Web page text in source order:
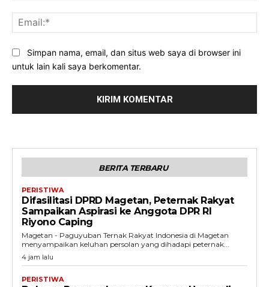
Simpan nama, email, dan situs web saya di browser ini
untuk lain kali saya berkomentar.
BERITA TERBARU
PERISTIWA
Difasilitasi DPRD Magetan, Peternak Rakyat
Sampaikan Aspirasi ke Anggota DPR RI
Riyono Caping
Magetan - Paguyuban Ternak Rakyat Indonesia di Magetan
menyampaikan keluhan persolan yang dihadapi peternak...
4 jam lalu
PERISTIWA